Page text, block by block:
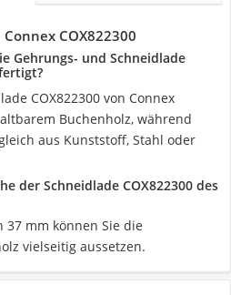
COX822300
Gehrungs- und Schneidlade
COX822300 von Connex
Buchenholz, während
aus Kunststoff, Stahl oder
der Schneidlade COX822300 des
mm können Sie die
vielseitig aussetzen.